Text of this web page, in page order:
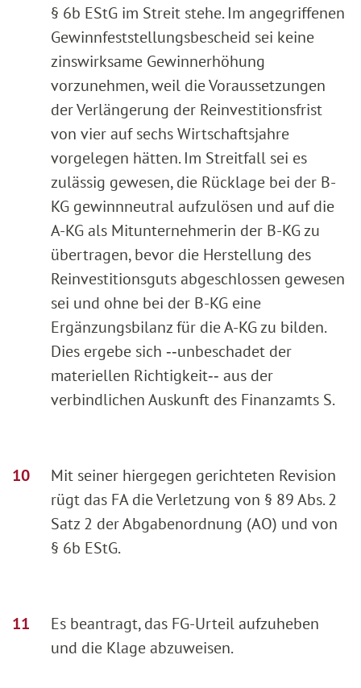
§ 6b EStG im Streit stehe. Im angegriffenen
Gewinnfeststellungsbescheid sei keine
zinswirksame Gewinnerhöhung
vorzunehmen, weil die Voraussetzungen
der Verlängerung der Reinvestitionsfrist
von vier auf sechs Wirtschaftsjahre
vorgelegen hätten. Im Streitfall sei es
zulässig gewesen, die Rücklage bei der B-
KG gewinnneutral aufzulösen und auf die
A-KG als Mitunternehmerin der B-KG zu
übertragen, bevor die Herstellung des
Reinvestitionsguts abgeschlossen gewesen
sei und ohne bei der B-KG eine
Ergänzungsbilanz für die A-KG zu bilden.
Dies ergebe sich ‑‑unbeschadet der
materiellen Richtigkeit‑‑ aus der
verbindlichen Auskunft des Finanzamts S.
Mit seiner hiergegen gerichteten Revision
rügt das FA die Verletzung von § 89 Abs. 2
Satz 2 der Abgabenordnung (AO) und von
§ 6b EStG.
Es beantragt, das FG-Urteil aufzuheben
und die Klage abzuweisen.